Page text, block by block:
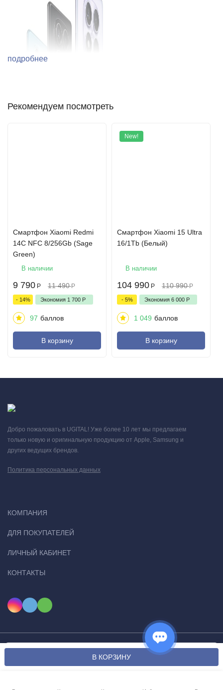
В КОРЗИНУ
подробнее
Рекомендуем посмотреть
Смартфон Xiaomi Redmi
14C NFC 8/256Gb (Sage
Green)
В наличии
9 790 Р 11 490 Р
- 14% Экономия 1 700 Р
97 баллов
В корзину
New!
Смартфон Xiaomi 15 Ultra
16/1Tb (Белый)
В наличии
104 990 Р 110 990 Р
- 5% Экономия 6 000 Р
1 049 баллов
В корзину
Добро пожаловать в UGITAL! Уже более 10 лет мы предлагаем
только новую и оригинальную продукцию от Apple, Samsung и
других ведущих брендов.
Политика персональных данных
КОМПАНИЯ
ДЛЯ ПОКУПАТЕЛЕЙ
ЛИЧНЫЙ КАБИНЕТ
КОНТАКТЫ
© 2026 Ugital. Все права защищены
Мы используем файлы cookie, чтобы сайт был лучше для